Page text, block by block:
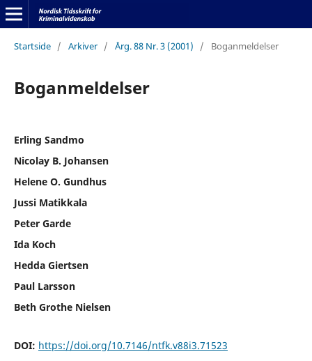
Startside / Arkiver / Årg. 88 Nr. 3 (2001) / Boganmeldelser
Boganmeldelser
Erling Sandmo
Nicolay B. Johansen
Helene O. Gundhus
Jussi Matikkala
Peter Garde
Ida Koch
Hedda Giertsen
Paul Larsson
Beth Grothe Nielsen
DOI: https://doi.org/10.7146/ntfk.v88i3.71523